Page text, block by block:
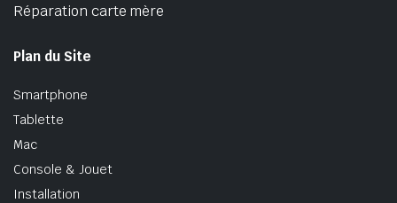
Réparation carte mère
Plan du Site
Smartphone
Tablette
Mac
Console & Jouet
Installation